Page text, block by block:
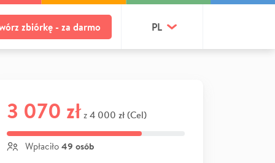
zbiórkę - za darmo PL
3 070 zł z 4 000 zł (Cel)
Wpłaciło 49 osób